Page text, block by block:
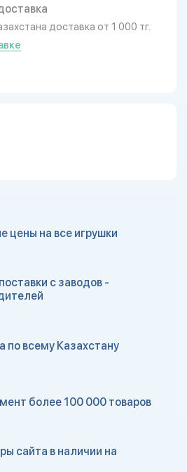
доставка от 1 000 тг.
цены на все игрушки
с заводов -
по всему Казахстану
более 100 000 товаров
сайта в наличии на